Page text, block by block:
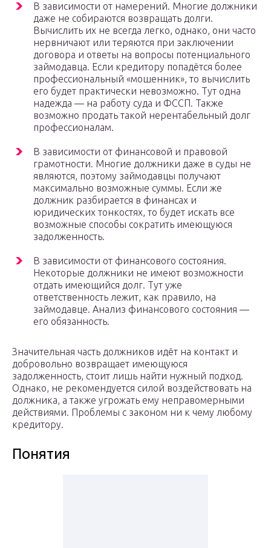
В зависимости от намерений. Многие должники
даже не собираются возвращать долги.
Вычислить их не всегда легко, однако, они часто
нервничают или теряются при заключении
договора и ответы на вопросы потенциального
займодавца. Если кредитору попадётся более
профессиональный «мошенник», то вычислить
его будет практически невозможно. Тут одна
надежда — на работу суда и ФССП. Также
возможно продать такой нерентабельный долг
профессионалам.
В зависимости от финансовой и правовой
грамотности. Многие должники даже в суды не
являются, поэтому займодавцы получают
максимально возможные суммы. Если же
должник разбирается в финансах и
юридических тонкостях, то будет искать все
возможные способы сократить имеющуюся
задолженность.
В зависимости от финансового состояния.
Некоторые должники не имеют возможности
отдать имеющийся долг. Тут уже
ответственность лежит, как правило, на
займодавце. Анализ финансового состояния —
его обязанность.
Значительная часть должников идёт на контакт и
добровольно возвращает имеющуюся
задолженность, стоит лишь найти нужный подход.
Однако, не рекомендуется силой воздействовать на
должника, а также угрожать ему неправомерными
действиями. Проблемы с законом ни к чему любому
кредитору.
Понятия